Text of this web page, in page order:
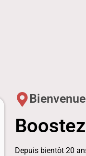
Depuis bientôt 20